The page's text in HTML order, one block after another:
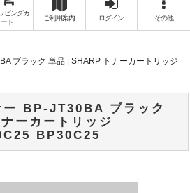
ピングカ
ート
ご利用案内 ログイン その他
ブラック 単品 | SHARP トナーカートリッジ
ー BP-JT30BA ブラック
ーカートリッジ
BP30C25